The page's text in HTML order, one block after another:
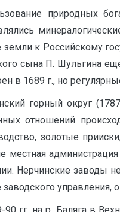
природных
к Российскому
сына П. Шульгина
в 1689 г., но
горный округ
отношений
золотые
местная
Нерчинские заводы
управления,